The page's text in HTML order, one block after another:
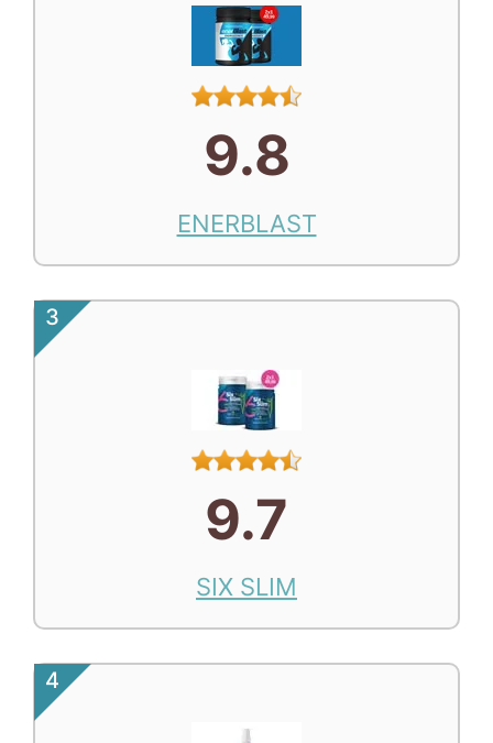
9.8
ENERBLAST
3
9.7
SIX SLIM
4